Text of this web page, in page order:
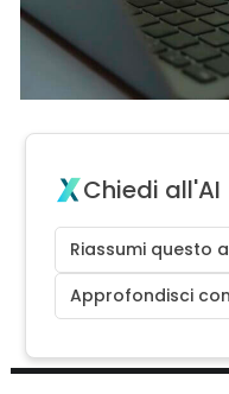
Chiedi all'AI
Riassumi questo
Approfondisci